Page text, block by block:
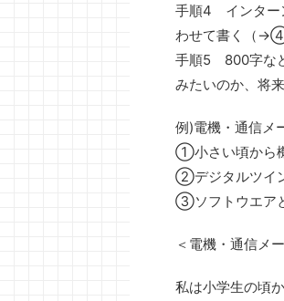
手順4 インター
わせて書く（→④
手順5 800字な
みたいのか、将
例)電機・通信メ
①小さい頃から
②デジタルツイ
③ソフトウエア
＜電機・通信メ
私は小学生の頃